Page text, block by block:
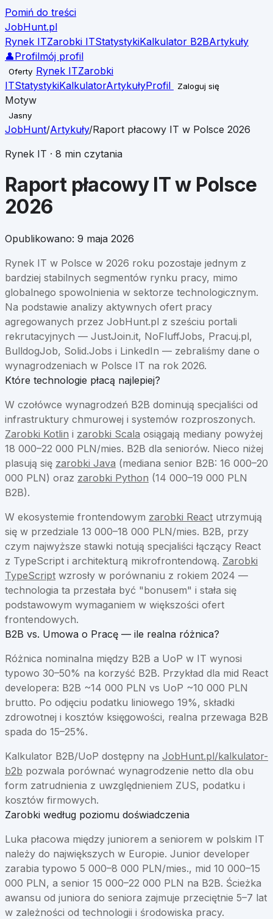
Pomiń do treści
JobHunt.pl
Rynek ITZarobki ITStatystykiKalkulator B2BArtykuły
👤Profilmój profil
Oferty Rynek ITZarobki
ITStatystykiKalkulatorArtykułyProfil Zaloguj się
Motyw
Jasny
JobHunt/Artykuły/Raport płacowy IT w Polsce 2026
Rynek IT · 8 min czytania
Raport płacowy IT w Polsce
2026
Opublikowano: 9 maja 2026
Rynek IT w Polsce w 2026 roku pozostaje jednym z
bardziej stabilnych segmentów rynku pracy, mimo
globalnego spowolnienia w sektorze technologicznym.
Na podstawie analizy aktywnych ofert pracy
agregowanych przez JobHunt.pl z sześciu portali
rekrutacyjnych — JustJoin.it, NoFluffJobs, Pracuj.pl,
BulldogJob, Solid.Jobs i LinkedIn — zebraliśmy dane o
wynagrodzeniach w Polsce IT na rok 2026.
Które technologie płacą najlepiej?
W czołówce wynagrodzeń B2B dominują specjaliści od
infrastruktury chmurowej i systemów rozproszonych.
Zarobki Kotlin i zarobki Scala osiągają mediany powyżej
18 000–22 000 PLN/mies. B2B dla seniorów. Nieco niżej
plasują się zarobki Java (mediana senior B2B: 16 000–20
000 PLN) oraz zarobki Python (14 000–19 000 PLN
B2B).
W ekosystemie frontendowym zarobki React utrzymują
się w przedziale 13 000–18 000 PLN/mies. B2B, przy
czym najwyższe stawki notują specjaliści łączący React
z TypeScript i architekturą mikrofrontendową. Zarobki
TypeScript wzrosły w porównaniu z rokiem 2024 —
technologia ta przestała być "bonusem" i stała się
podstawowym wymaganiem w większości ofert
frontendowych.
B2B vs. Umowa o Pracę — ile realna różnica?
Różnica nominalna między B2B a UoP w IT wynosi
typowo 30–50% na korzyść B2B. Przykład dla mid React
developera: B2B ~14 000 PLN vs UoP ~10 000 PLN
brutto. Po odjęciu podatku liniowego 19%, składki
zdrowotnej i kosztów księgowości, realna przewaga B2B
spada do 15–25%.
Kalkulator B2B/UoP dostępny na JobHunt.pl/kalkulator-
b2b pozwala porównać wynagrodzenie netto dla obu
form zatrudnienia z uwzględnieniem ZUS, podatku i
kosztów firmowych.
Zarobki według poziomu doświadczenia
Luka płacowa między juniorem a seniorem w polskim IT
należy do największych w Europie. Junior developer
zarabia typowo 5 000–8 000 PLN/mies., mid 10 000–15
000 PLN, a senior 15 000–22 000 PLN na B2B. Ścieżka
awansu od juniora do seniora zajmuje przeciętnie 5–7 lat
w zależności od technologii i środowiska pracy.